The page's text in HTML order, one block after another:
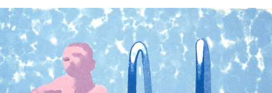
grandes exhibiciones internacionales. En un
proyecto edilicio de más 5.000 m2 diseño del
arquitecto uruguayo Carlos Ott, el MACA y el
Parque de Esculturas que lo rodea serán un
atractivo destino turístico y cultural durante